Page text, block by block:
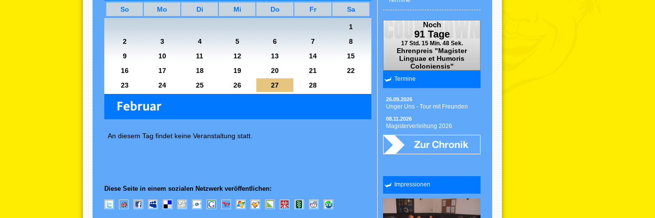
So Mo Di Mi Do Fr Sa
1
2
3 4 5 6 7
8
9
10 11 12 13 14
15
16
17 18 19 20 21
22
23
24 25 26 27 28
An diesem Tag findet keine Veranstaltung statt.
Diese Seite in einem sozialen Netzwerk veröffentlichen:
Noch
91 Tage
17 Std. 15 Min. 48 Sek.
Ehrenpreis "Magister
Linguae et Humoris
Coloniensis"
Termine
26.09.2026
Unger Uns - Tour mit Freunden
08.11.2026
Magisterverleihung 2026
Impressionen